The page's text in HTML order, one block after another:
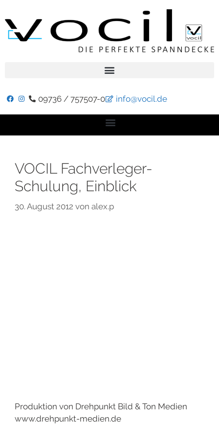
09736 / 757507-0 info@vocil.de
VOCIL Fachverleger-
Schulung, Einblick
30. August 2012 von alex.p
Produktion von Drehpunkt Bild & Ton Medien
www.drehpunkt-medien.de